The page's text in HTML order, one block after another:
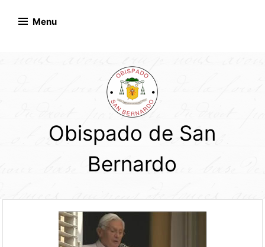
Menu
Obispado de San
Bernardo